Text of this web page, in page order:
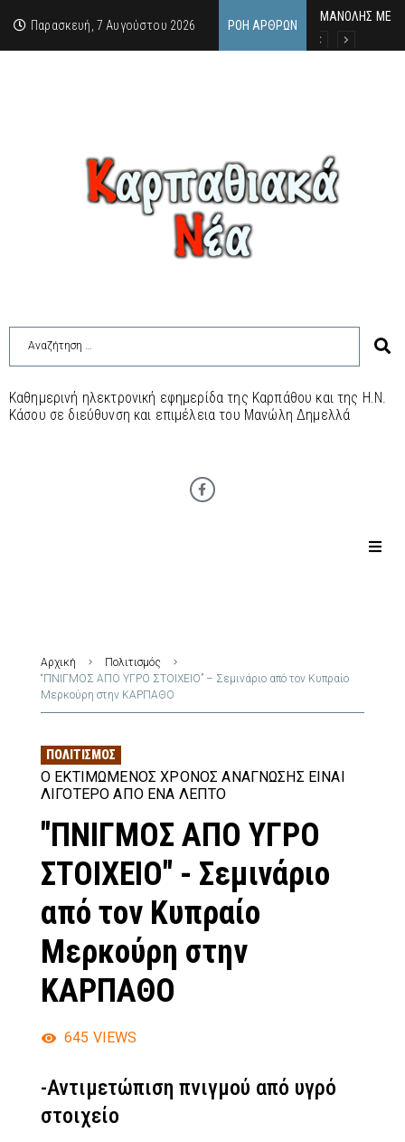
Παρασκευή, 7 Αυγούστου 2026 ΡΟΉ ΆΡΘΡΩΝ
MΑΝΟΛΗΣ
ΕΚΔΗΛΩΣΗ
Κάθε
Καθημερινή ηλεκτρονική εφημερίδα της Καρπάθου και της Η.Ν.
Κάσου σε διεύθυνση και επιμέλεια του Μανώλη Δημελλά
Αρχική
Πολιτισμός
“ΠΝΙΓΜΟΣ ΑΠΟ ΥΓΡΟ ΣΤΟΙΧΕΙΟ” – Σεμινάριο από τον Κυπραίο
Μερκούρη στην ΚΑΡΠΑΘΟ
ΠΟΛΙΤΙΣΜΌΣ
Ο ΕΚΤΙΜΏΜΕΝΟΣ ΧΡΌΝΟΣ ΑΝΆΓΝΩΣΗΣ ΕΊΝΑΙ
ΛΙΓΌΤΕΡΟ ΑΠΌ ΈΝΑ ΛΕΠΤΌ
"ΠΝΙΓΜΟΣ ΑΠΟ ΥΓΡΟ
ΣΤΟΙΧΕΙΟ" - Σεμινάριο
από τον Κυπραίο
Μερκούρη στην
ΚΑΡΠΑΘΟ
645 VIEWS
-Αντιμετώπιση πνιγμού από υγρό
στοιχείο